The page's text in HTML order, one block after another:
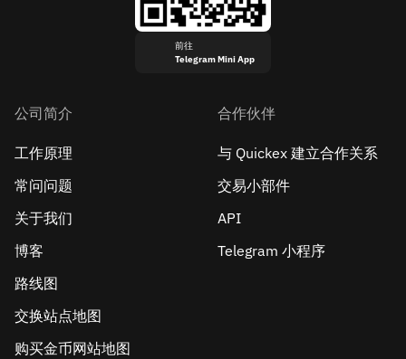
前往
Telegram Mini App
公司简介
工作原理
常问问题
关于我们
博客
路线图
交换站点地图
购买金币网站地图
合作伙伴
与 Quickex 建立合作关系
交易小部件
API
Telegram 小程序